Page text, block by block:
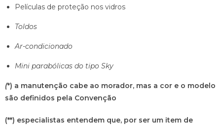
Películas de proteção nos vidros
Toldos
Ar-condicionado
Mini parabólicas do tipo Sky
(*) a manutenção cabe ao morador, mas a cor e o modelo
são definidos pela Convenção
(**) especialistas entendem que, por ser um item de